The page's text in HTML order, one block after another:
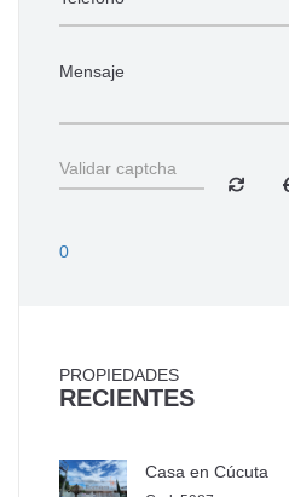
0
PROPIEDADES
RECIENTES
Casa en Cúcuta